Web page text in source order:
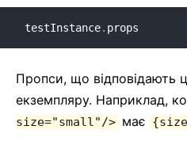
testInstance. props
Пропси, що відповідають
екземпляру. Наприклад,
size="small"/> має